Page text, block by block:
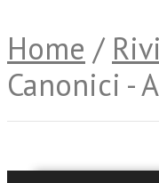
Home /
Canonici -